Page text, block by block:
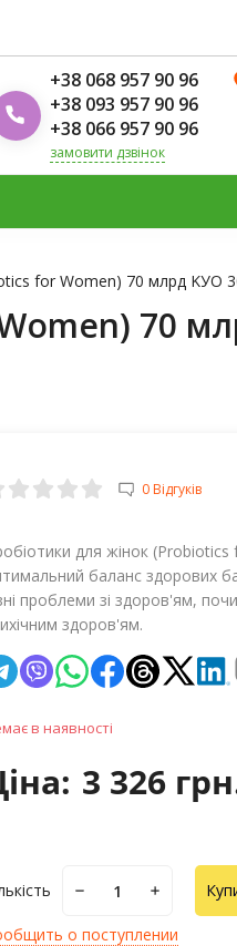
+38 068 957 90 96
+38 093 957 90 96
+38 066 957 90 96
замовити дзвінок
for Women) 70 млрд KУО
70
0 Відгуків
для жінок
баланс здорових
проблеми зі здоров'ям,
здоров'ям.
в наявності
3 326
о поступлении